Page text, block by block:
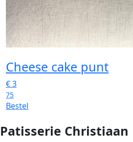
Cheese cake punt
€3
75
Bestel
Patisserie Christiaan